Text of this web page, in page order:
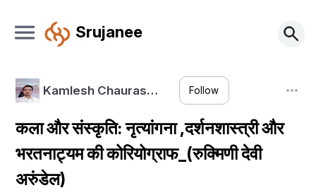
Srujanee
Kamlesh Chauras… Follow
कला और संस्कृति: नृत्यांगना ,दर्शनशास्त्री और
भरतनाट्यम की कोरियोग्राफ_(रुक्मिणी देवी
अरुंडेल)